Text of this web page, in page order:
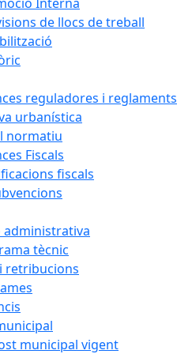
de llocs de treball
reguladores i reglaments
urbanística
normatiu
Fiscals
fiscals
administrativa
tècnic
retribucions
municipal vigent